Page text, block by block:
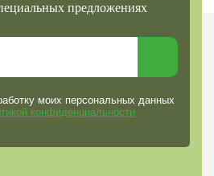
предложениях
моих персональных данных
конфиденциальности